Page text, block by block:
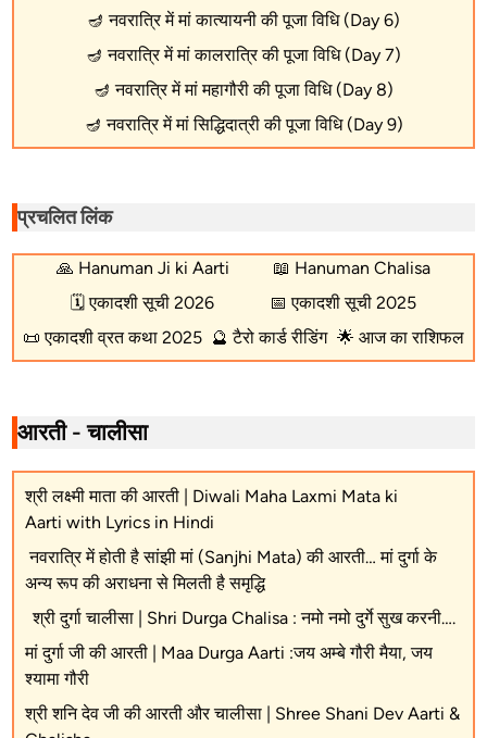
🪔 नवरात्रि में मां कात्यायनी की पूजा विधि (Day 6)
🪔 नवरात्रि में मां कालरात्रि की पूजा विधि (Day 7)
🪔 नवरात्रि में मां महागौरी की पूजा विधि (Day 8)
🪔 नवरात्रि में मां सिद्धिदात्री की पूजा विधि (Day 9)
प्रचलित लिंक
🙏 Hanuman Ji ki Aarti 📖 Hanuman Chalisa
🗓️ एकादशी सूची 2026 📅 एकादशी सूची 2025
📜 एकादशी व्रत कथा 2025 🔮 टैरो कार्ड रीडिंग 🌟 आज का राशिफल
आरती - चालीसा
श्री लक्ष्मी माता की आरती | Diwali Maha Laxmi Mata ki
Aarti with Lyrics in Hindi
नवरात्रि में होती है सांझी मां (Sanjhi Mata) की आरती… मां दुर्गा के
अन्य रूप की अराधना से मिलती है समृद्धि
श्री दुर्गा चालीसा | Shri Durga Chalisa : नमो नमो दुर्गे सुख करनी….
मां दुर्गा जी की आरती | Maa Durga Aarti :जय अम्बे गौरी मैया, जय
श्यामा गौरी
श्री शनि देव जी की आरती और चालीसा | Shree Shani Dev Aarti &